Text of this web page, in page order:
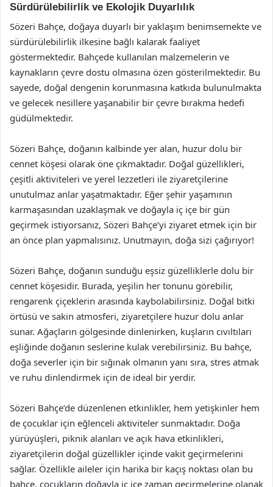
Sürdürülebilirlik ve Ekolojik Duyarlılık
Sözeri Bahçe, doğaya duyarlı bir yaklaşım benimsemekte ve
sürdürülebilirlik ilkesine bağlı kalarak faaliyet
göstermektedir. Bahçede kullanılan malzemelerin ve
kaynakların çevre dostu olmasına özen gösterilmektedir. Bu
sayede, doğal dengenin korunmasına katkıda bulunulmakta
ve gelecek nesillere yaşanabilir bir çevre bırakma hedefi
güdülmektedir.
Sözeri Bahçe, doğanın kalbinde yer alan, huzur dolu bir
cennet köşesi olarak öne çıkmaktadır. Doğal güzellikleri,
çeşitli aktiviteleri ve yerel lezzetleri ile ziyaretçilerine
unutulmaz anlar yaşatmaktadır. Eğer şehir yaşamının
karmaşasından uzaklaşmak ve doğayla iç içe bir gün
geçirmek istiyorsanız, Sözeri Bahçe’yi ziyaret etmek için bir
an önce plan yapmalısınız. Unutmayın, doğa sizi çağırıyor!
Sözeri Bahçe, doğanın sunduğu eşsiz güzelliklerle dolu bir
cennet köşesidir. Burada, yeşilin her tonunu görebilir,
rengarenk çiçeklerin arasında kaybolabilirsiniz. Doğal bitki
örtüsü ve sakin atmosferi, ziyaretçilere huzur dolu anlar
sunar. Ağaçların gölgesinde dinlenirken, kuşların cıvıltıları
eşliğinde doğanın seslerine kulak verebilirsiniz. Bu bahçe,
doğa severler için bir sığınak olmanın yanı sıra, stres atmak
ve ruhu dinlendirmek için de ideal bir yerdir.
Sözeri Bahçe’de düzenlenen etkinlikler, hem yetişkinler hem
de çocuklar için eğlenceli aktiviteler sunmaktadır. Doğa
yürüyüşleri, piknik alanları ve açık hava etkinlikleri,
ziyaretçilerin doğal güzellikler içinde vakit geçirmelerini
sağlar. Özellikle aileler için harika bir kaçış noktası olan bu
bahçe, çocukların doğayla iç içe zaman geçirmelerine olanak